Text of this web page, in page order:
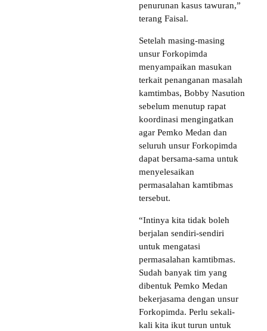
penurunan kasus tawuran,”
terang Faisal.
Setelah masing-masing
unsur Forkopimda
menyampaikan masukan
terkait penanganan masalah
kamtimbas, Bobby Nasution
sebelum menutup rapat
koordinasi mengingatkan
agar Pemko Medan dan
seluruh unsur Forkopimda
dapat bersama-sama untuk
menyelesaikan
permasalahan kamtibmas
tersebut.
“Intinya kita tidak boleh
berjalan sendiri-sendiri
untuk mengatasi
permasalahan kamtibmas.
Sudah banyak tim yang
dibentuk Pemko Medan
bekerjasama dengan unsur
Forkopimda. Perlu sekali-
kali kita ikut turun untuk